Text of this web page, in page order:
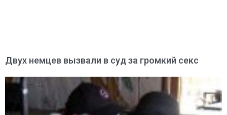
Двух немцев вызвали в суд за громкий секс